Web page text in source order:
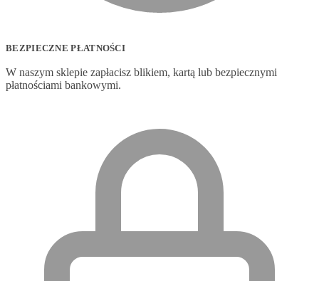
BEZPIECZNE PŁATNOŚCI
W naszym sklepie zapłacisz blikiem, kartą lub bezpiecznymi
płatnościami bankowymi.